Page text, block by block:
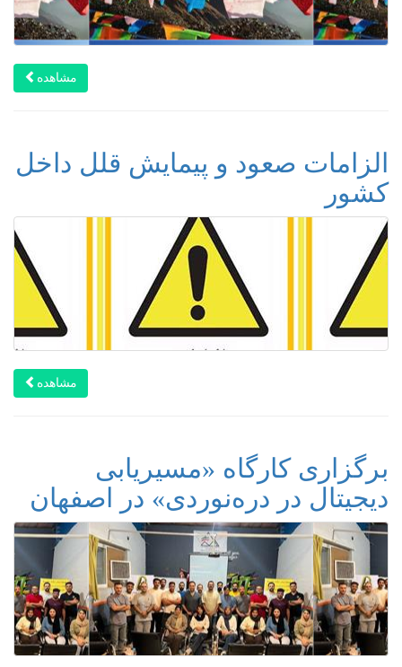
مشاهده
الزامات صعود و پیمایش قلل داخل
کشور
مشاهده
برگزاری کارگاه «مسیریابی
دیجیتال در دره‌نوردی» در اصفهان